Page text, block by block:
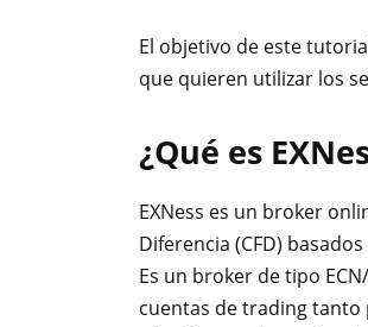
El objetivo de este
que quieren utilizar los
¿Qué es
EXNess es un broker
Diferencia (CFD)
Es un broker de tipo
cuentas de trading